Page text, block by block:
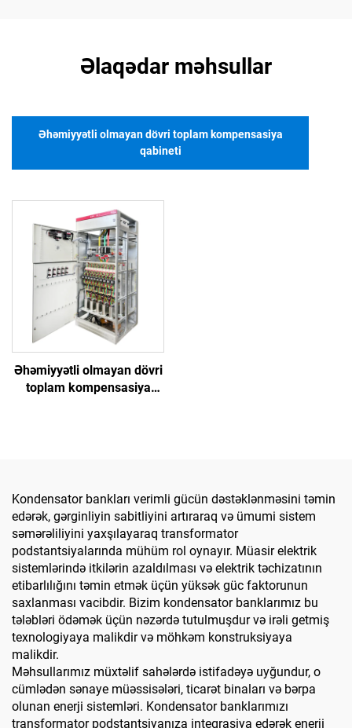
Əlaqədar məhsullar
Əhəmiyyətli olmayan dövri toplam kompensasiya
qabineti
Əhəmiyyətli olmayan dövri
toplam kompensasiya
Kondensator bankları verimli gücün dəstəklənməsini təmin
edərək, gərginliyin sabitliyini artıraraq və ümumi sistem
səmərəliliyini yaxşılayaraq transformator
podstantsiyalarında mühüm rol oynayır. Müasir elektrik
sistemlərində itkilərin azaldılması və elektrik təchizatının
etibarlılığını təmin etmək üçün yüksək güc faktorunun
saxlanması vacibdir. Bizim kondensator banklarımız bu
tələbləri ödəmək üçün nəzərdə tutulmuşdur və irəli getmiş
texnologiyaya malikdir və möhkəm konstruksiyaya
malikdir.
Məhsullarımız müxtəlif sahələrdə istifadəyə uyğundur, o
cümlədən sənaye müəssisələri, ticarət binaları və bərpa
olunan enerji sistemləri. Kondensator banklarımızı
transformator podstantsiyanıza inteqrasiya edərək enerji